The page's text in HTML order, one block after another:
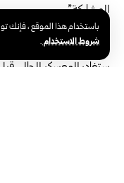
باستخدام هذا الموقع ، فإنك
شروط الاستخدام.
المشاركة”.
كبيراً أدخل الفرح
ستغادر المعسكر الحالي